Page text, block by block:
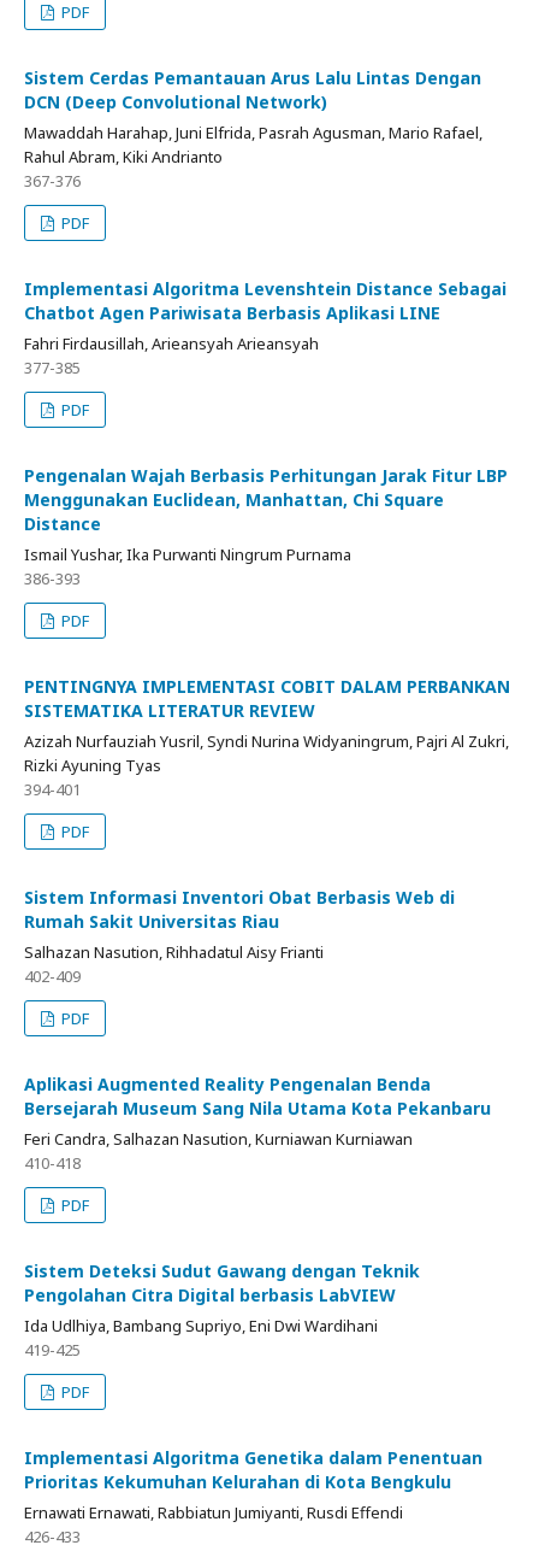
PDF
Sistem Cerdas Pemantauan Arus Lalu Lintas Dengan
DCN (Deep Convolutional Network)
Mawaddah Harahap, Juni Elfrida, Pasrah Agusman, Mario Rafael,
Rahul Abram, Kiki Andrianto
367-376
PDF
Implementasi Algoritma Levenshtein Distance Sebagai
Chatbot Agen Pariwisata Berbasis Aplikasi LINE
Fahri Firdausillah, Arieansyah Arieansyah
377-385
PDF
Pengenalan Wajah Berbasis Perhitungan Jarak Fitur LBP
Menggunakan Euclidean, Manhattan, Chi Square
Distance
Ismail Yushar, Ika Purwanti Ningrum Purnama
386-393
PDF
PENTINGNYA IMPLEMENTASI COBIT DALAM PERBANKAN
SISTEMATIKA LITERATUR REVIEW
Azizah Nurfauziah Yusril, Syndi Nurina Widyaningrum, Pajri Al Zukri,
Rizki Ayuning Tyas
394-401
PDF
Sistem Informasi Inventori Obat Berbasis Web di
Rumah Sakit Universitas Riau
Salhazan Nasution, Rihhadatul Aisy Frianti
402-409
PDF
Aplikasi Augmented Reality Pengenalan Benda
Bersejarah Museum Sang Nila Utama Kota Pekanbaru
Feri Candra, Salhazan Nasution, Kurniawan Kurniawan
410-418
PDF
Sistem Deteksi Sudut Gawang dengan Teknik
Pengolahan Citra Digital berbasis LabVIEW
Ida Udlhiya, Bambang Supriyo, Eni Dwi Wardihani
419-425
PDF
Implementasi Algoritma Genetika dalam Penentuan
Prioritas Kekumuhan Kelurahan di Kota Bengkulu
Ernawati Ernawati, Rabbiatun Jumiyanti, Rusdi Effendi
426-433